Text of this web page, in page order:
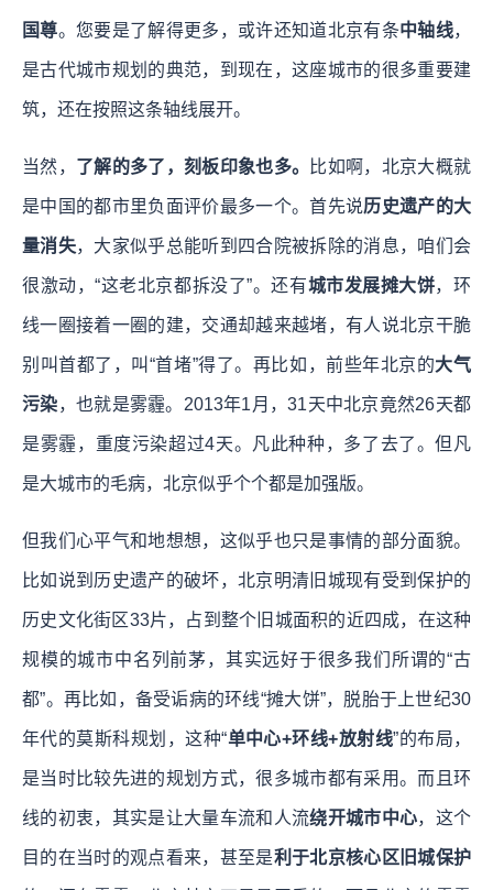
国尊。您要是了解得更多，或许还知道北京有条中轴线，
是古代城市规划的典范，到现在，这座城市的很多重要建
筑，还在按照这条轴线展开。
当然， 了解的多了，刻板印象也多。 比如啊，北京大概就
是中国的都市里负面评价最多一个。首先说历史遗产的大
量消失，大家似乎总能听到四合院被拆除的消息，咱们会
很激动，“这老北京都拆没了”。还有城市发展摊大饼，环
线一圈接着一圈的建，交通却越来越堵，有人说北京干脆
别叫首都了，叫“首堵”得了。再比如，前些年北京的大气
污染，也就是雾霾。2013年1月，31天中北京竟然26天都
是雾霾，重度污染超过4天。凡此种种，多了去了。但凡
是大城市的毛病，北京似乎个个都是加强版。
但我们心平气和地想想，这似乎也只是事情的部分面貌。
比如说到历史遗产的破坏，北京明清旧城现有受到保护的
历史文化街区33片，占到整个旧城面积的近四成，在这种
规模的城市中名列前茅，其实远好于很多我们所谓的“古
都”。再比如，备受诟病的环线“摊大饼”，脱胎于上世纪30
年代的莫斯科规划，这种“单中心+环线+放射线”的布局，
是当时比较先进的规划方式，很多城市都有采用。而且环
线的初衷，其实是让大量车流和人流绕开城市中心，这个
目的在当时的观点看来，甚至是利于北京核心区旧城保护